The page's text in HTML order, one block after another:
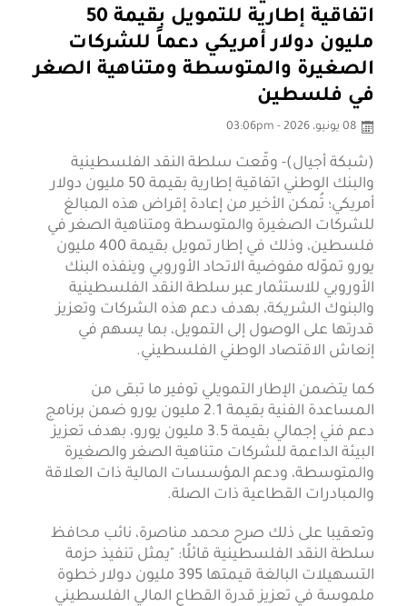
اتفاقية إطارية للتمويل بقيمة 50
مليون دولار أمريكي دعماً للشركات
الصغيرة والمتوسطة ومتناهية الصغر
في فلسطين
08 يونيو، 2026 - 03:06pm
(شبكة أجيال)- وقّعت سلطة النقد الفلسطينية
والبنك الوطني اتفاقية إطارية بقيمة 50 مليون دولار
أمريكي؛ تُمكن الأخير من إعادة إقراض هذه المبالغ
للشركات الصغيرة والمتوسطة ومتناهية الصغر في
فلسطين، وذلك في إطار تمويل بقيمة 400 مليون
يورو تموّله مفوضية الاتحاد الأوروبي وينفذه البنك
الأوروبي للاستثمار عبر سلطة النقد الفلسطينية
والبنوك الشريكة، بهدف دعم هذه الشركات وتعزيز
قدرتها على الوصول إلى التمويل، بما يسهم في
إنعاش الاقتصاد الوطني الفلسطيني.
كما يتضمن الإطار التمويلي توفير ما تبقى من
المساعدة الفنية بقيمة 2.1 مليون يورو ضمن برنامج
دعم فني إجمالي بقيمة 3.5 مليون يورو، بهدف تعزيز
البيئة الداعمة للشركات متناهية الصغر والصغيرة
والمتوسطة، ودعم المؤسسات المالية ذات العلاقة
والمبادرات القطاعية ذات الصلة.
وتعقيبا على ذلك صرح محمد مناصرة، نائب محافظ
سلطة النقد الفلسطينية قائلًا: "يمثل تنفيذ حزمة
التسهيلات البالغة قيمتها 395 مليون دولار خطوة
ملموسة في تعزيز قدرة القطاع المالي الفلسطيني